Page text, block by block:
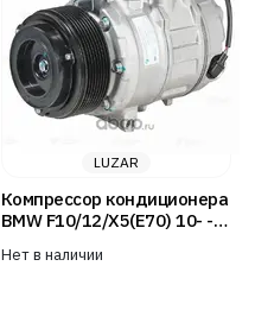
LUZAR
Компрессор кондиционера
BMW F10/12/X5(E70) 10- -
Нет в наличии